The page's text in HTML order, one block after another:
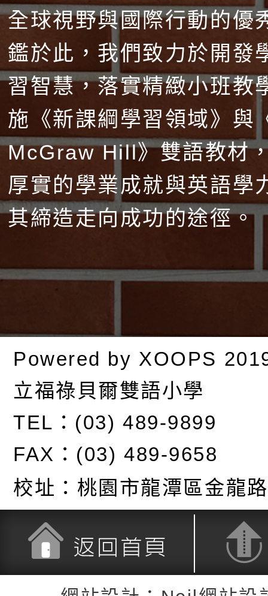
全球視野與國際行動的優
鑑於此，我們致力於開發
習智慧，落實精緻小班教
施《新課綱學習領域》與
McGraw Hill》雙語教材
厚實的學業成就與英語學
其締造走向成功的途徑。
Powered by XOOPS
立福祿貝爾雙語小學
TEL：(03) 489-9899
FAX：(03) 489-9658
校址： 桃園市龍潭區金龍
返回首頁 返回頂端